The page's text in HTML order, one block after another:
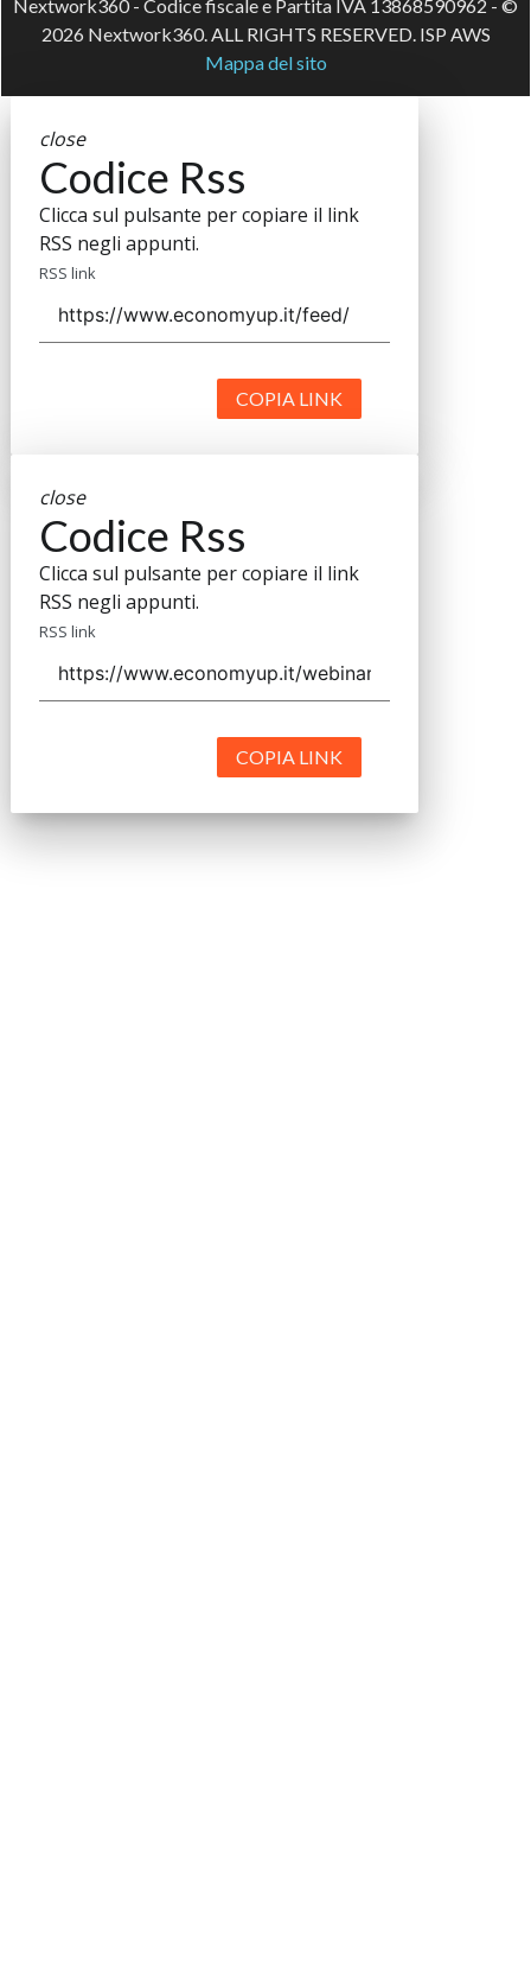
Nextwork360 - Codice fiscale e Partita IVA 13868590962 - ©
2026 Nextwork360. ALL RIGHTS RESERVED. ISP AWS
Mappa del sito
close
Codice Rss
Clicca sul pulsante per copiare il link
RSS negli appunti.
RSS link
COPIA LINK
close
Codice Rss
Clicca sul pulsante per copiare il link
RSS negli appunti.
RSS link
COPIA LINK